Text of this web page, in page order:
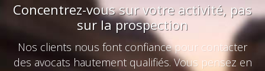
Concentrez-vous sur votre activité, pas
sur la prospection
Nos clients nous font confiance pour contacter
des avocats hautement qualifiés. Vous pensez en